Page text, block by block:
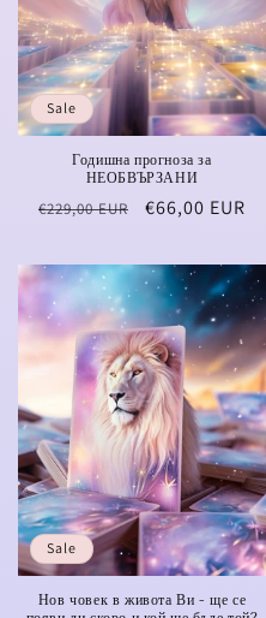
Sale
Годишна прогноза за
НЕОБВЪРЗАНИ
Regular
€229,00 EUR
Sale
€66,00 EUR
Sale
Нов човек в живота Ви - ще се